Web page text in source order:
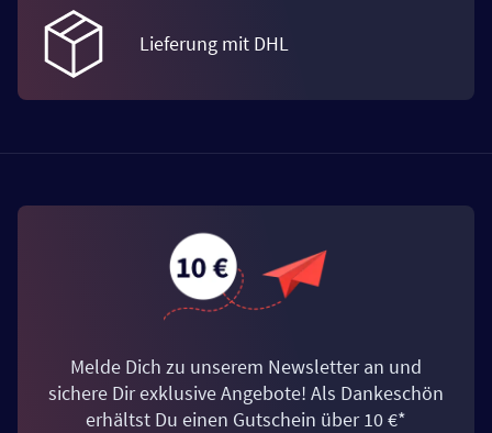
Lieferung mit DHL
Melde Dich zu unserem Newsletter an und
sichere Dir exklusive Angebote! Als Dankeschön
erhältst Du einen Gutschein über 10 €*